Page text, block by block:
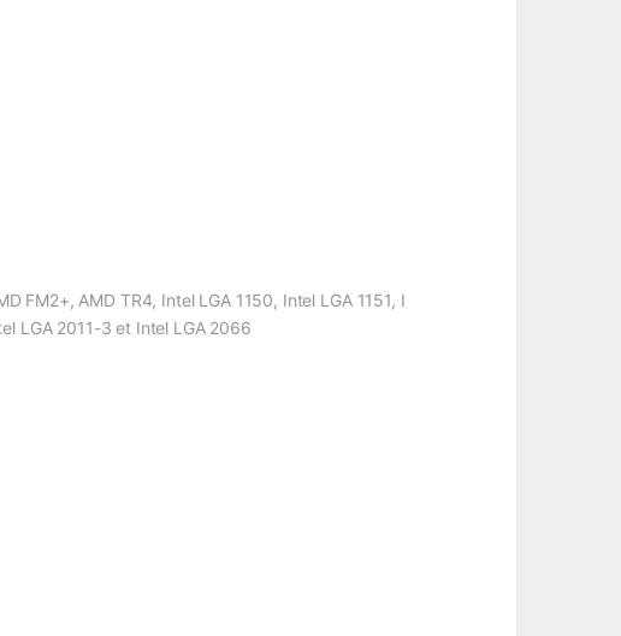
FM2+, AMD TR4, Intel LGA 1150, Intel LGA 1151, I
LGA 2011-3 et Intel LGA 2066